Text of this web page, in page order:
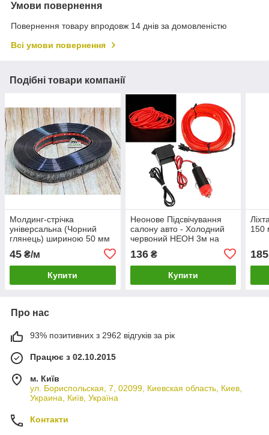
Умови повернення
Повернення товару впродовж 14 днів за домовленістю
Всі умови повернення
Подібні товари компанії
Молдинг-стрічка
універсальна (Чорний
глянець) шириною 50 мм
кузова
45 ₴/м
Купити
Неонове Підсвічування
салону авто - Холодний
червоний НЕОН 3м на
136₴
Купити
150
185
Про нас
93% позитивних з 2962 відгуків за рік
Працює з 02.10.2015
м. Київ
ул. Бориспольская, 7, 02099, Киевская область, Киев,
Украина, Київ, Україна
Контакти